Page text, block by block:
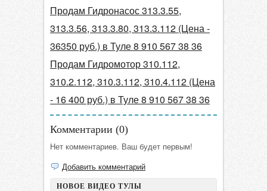
Продам Гидронасос 313.3.55,
313.3.56, 313.3.80, 313.3.112 (Цена -
36350 руб.) в Туле 8 910 567 38 36
Продам Гидромотор 310.112,
310.2.112, 310.3.112, 310.4.112 (Цена
- 16 400 руб.) в Туле 8 910 567 38 36
Комментарии (0)
Нет комментариев. Ваш будет первым!
Добавить комментарий
НОВОЕ ВИДЕО ТУЛЫ